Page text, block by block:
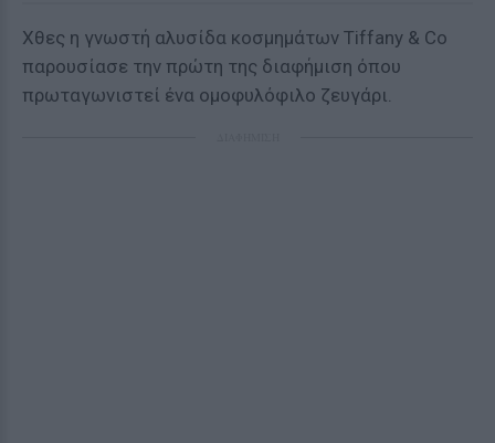
Χθες η γνωστή αλυσίδα κοσμημάτων Tiffany & Co
παρουσίασε την πρώτη της διαφήμιση όπου
πρωταγωνιστεί ένα ομοφυλόφιλο ζευγάρι.